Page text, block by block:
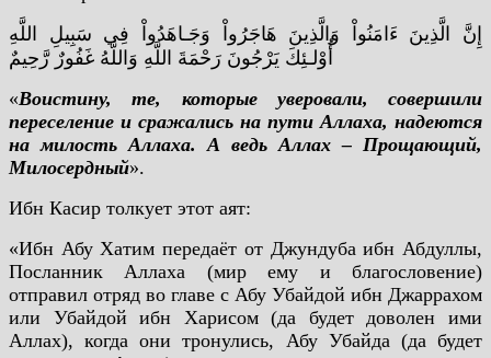
إِنَّ الَّذِينَ ءَامَنُواْ وَالَّذِينَ هَاجَرُواْ وَجَـاهَدُواْ فِي سَبِيلِ اللَّهِ
أُوْلـئِكَ يَرْجُونَ رَحْمَةَ اللَّهِ وَاللَّهُ غَفُورٌ رَّحِيمٌ
«Воистину, те, которые уверовали, совершили
переселение и сражались на пути Аллаха, надеются
на милость Аллаха. А ведь Аллах – Прощающий,
Милосердный».
Ибн Касир толкует этот аят:
«Ибн Абу Хатим передаёт от Джундуба ибн Абдуллы,
Посланник Аллаха (мир ему и благословение)
отправил отряд во главе с Абу Убайдой ибн Джаррахом
или Убайдой ибн Харисом (да будет доволен ими
Аллах), когда они тронулись, Абу Убайда (да будет